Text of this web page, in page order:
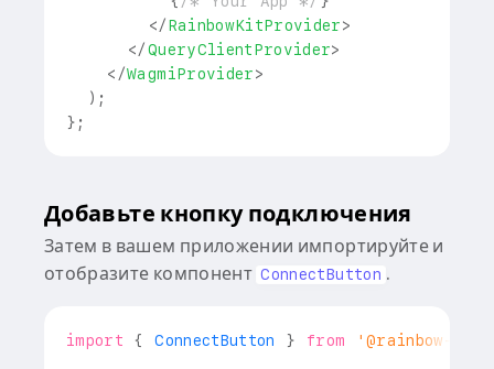
</RainbowKitProvider>
</QueryClientProvider>
</WagmiProvider>
) ;
} ;
Добавьте кнопку подключения
Затем в вашем приложении импортируйте и
отобразите компонент ConnectButton .
import { ConnectButton } from '@rainbow-